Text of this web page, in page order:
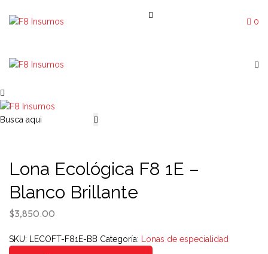
0
Lona Ecológica F8 1E –
Blanco Brillante
$3,850.00
SKU: LECOFT-F81E-BB Categoría: Lonas de especialidad